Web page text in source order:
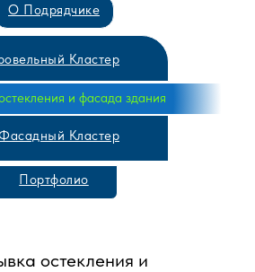
и фасада здания
О Подрядчике
Кластер
Кластер
Портфолио
остекления и